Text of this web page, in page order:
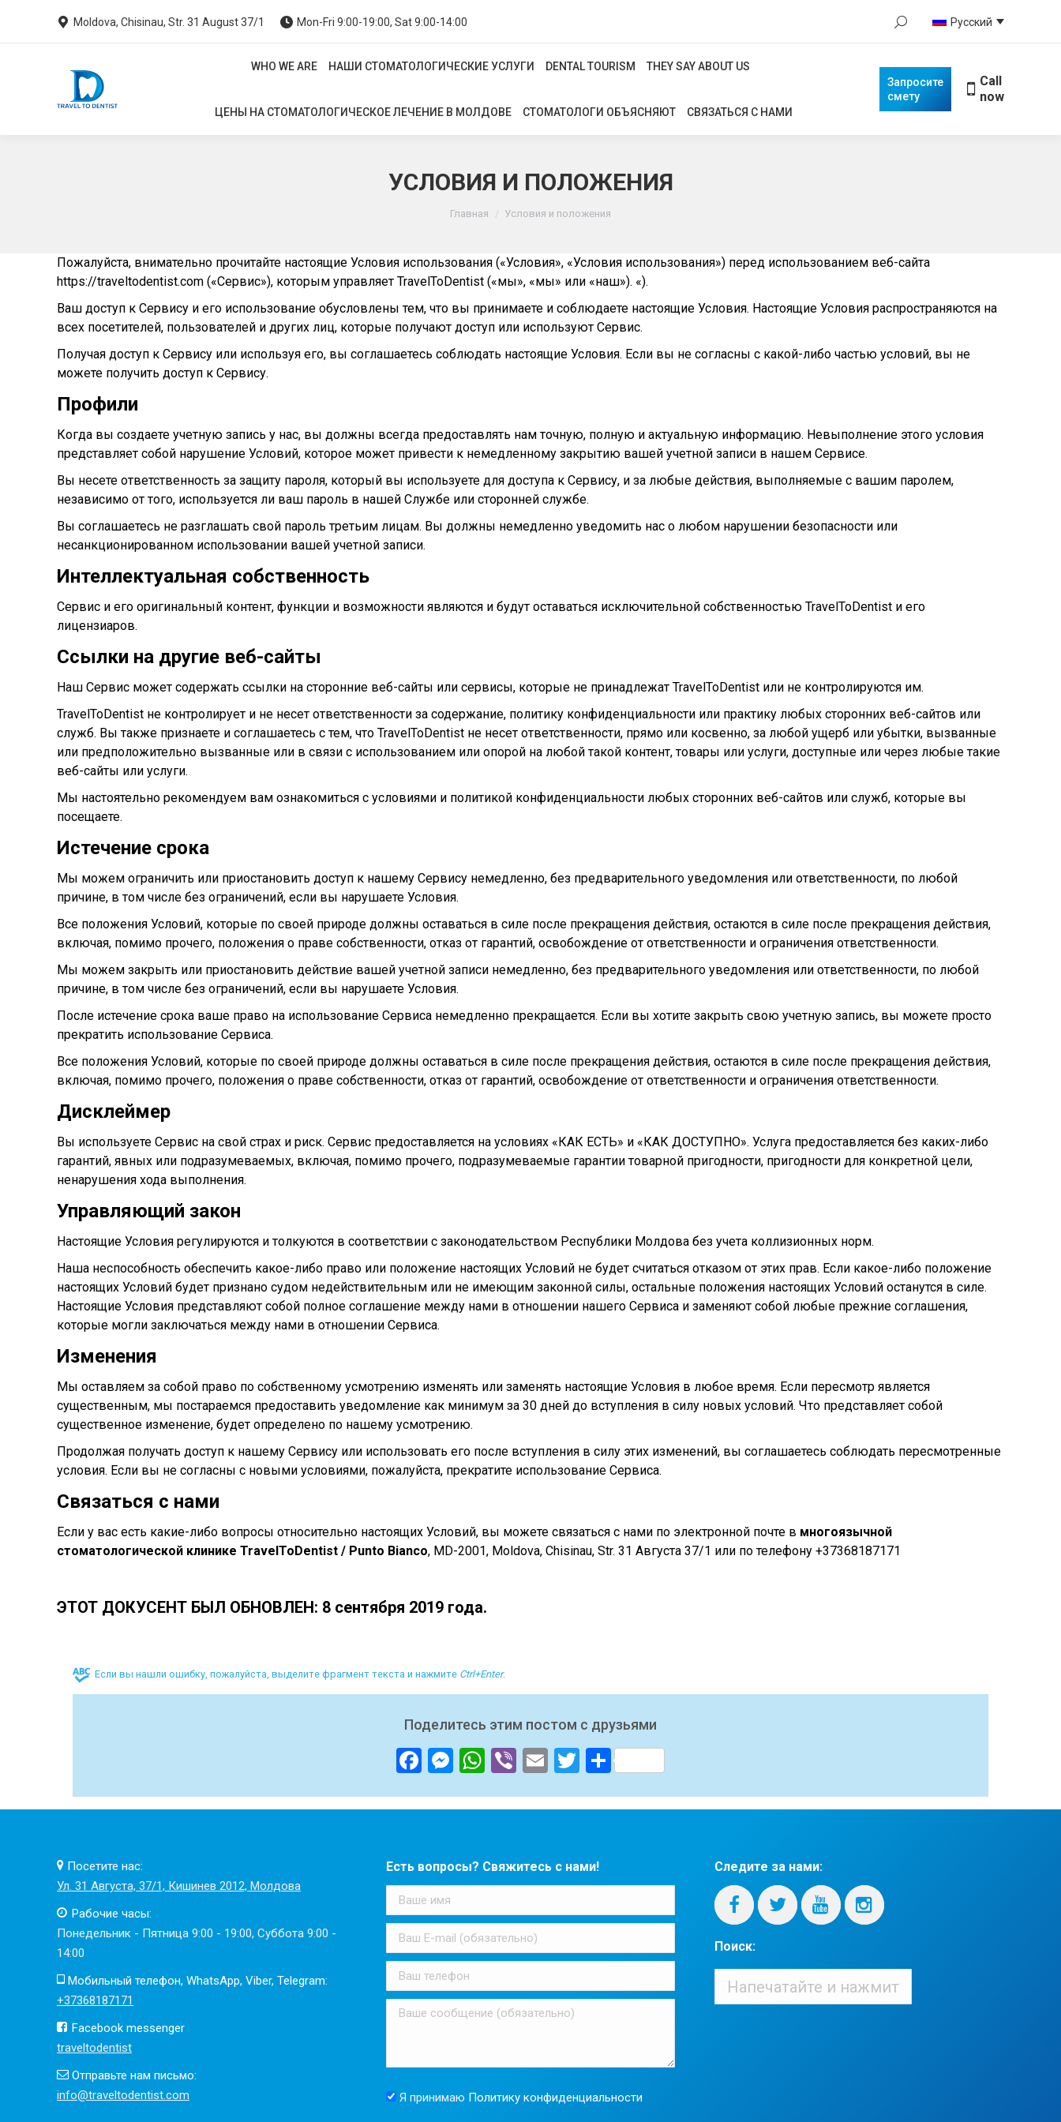
Moldova, Chisinau, Str. 31 August 37/1 Mon-Fri 9:00-19:00, Sat 9:00-14:00
When autocomplete results are
Русский
WHO WE ARE НАШИ СТОМАТОЛОГИЧЕСКИЕ УСЛУГИ DENTAL TOURISM THEY SAY ABOUT US
ЦЕНЫ НА СТОМАТОЛОГИЧЕСКОЕ ЛЕЧЕНИЕ В МОЛДОВЕ СТОМАТОЛОГИ ОБЪЯСНЯЮТ СВЯЗАТЬСЯ С НАМИ
Запросите
смету
Call
now
УСЛОВИЯ И ПОЛОЖЕНИЯ
Вы здесь:
Главная Условия и положения
Пожалуйста, внимательно прочитайте настоящие Условия использования («Условия», «Условия использования») перед использованием веб-сайта
https://traveltodentist.com («Сервис»), которым управляет TravelToDentist («мы», «мы» или «наш»). «).
Ваш доступ к Сервису и его использование обусловлены тем, что вы принимаете и соблюдаете настоящие Условия. Настоящие Условия распространяются на
всех посетителей, пользователей и других лиц, которые получают доступ или используют Сервис.
Получая доступ к Сервису или используя его, вы соглашаетесь соблюдать настоящие Условия. Если вы не согласны с какой-либо частью условий, вы не
можете получить доступ к Сервису.
Профили
Когда вы создаете учетную запись у нас, вы должны всегда предоставлять нам точную, полную и актуальную информацию. Невыполнение этого условия
представляет собой нарушение Условий, которое может привести к немедленному закрытию вашей учетной записи в нашем Сервисе.
Вы несете ответственность за защиту пароля, который вы используете для доступа к Сервису, и за любые действия, выполняемые с вашим паролем,
независимо от того, используется ли ваш пароль в нашей Службе или сторонней службе.
Вы соглашаетесь не разглашать свой пароль третьим лицам. Вы должны немедленно уведомить нас о любом нарушении безопасности или
несанкционированном использовании вашей учетной записи.
Интеллектуальная собственность
Сервис и его оригинальный контент, функции и возможности являются и будут оставаться исключительной собственностью TravelToDentist и его
лицензиаров.
Ссылки на другие веб-сайты
Наш Сервис может содержать ссылки на сторонние веб-сайты или сервисы, которые не принадлежат TravelToDentist или не контролируются им.
TravelToDentist не контролирует и не несет ответственности за содержание, политику конфиденциальности или практику любых сторонних веб-сайтов или
служб. Вы также признаете и соглашаетесь с тем, что TravelToDentist не несет ответственности, прямо или косвенно, за любой ущерб или убытки, вызванные
или предположительно вызванные или в связи с использованием или опорой на любой такой контент, товары или услуги, доступные или через любые такие
веб-сайты или услуги.
Мы настоятельно рекомендуем вам ознакомиться с условиями и политикой конфиденциальности любых сторонних веб-сайтов или служб, которые вы
посещаете.
Истечение срока
Мы можем ограничить или приостановить доступ к нашему Сервису немедленно, без предварительного уведомления или ответственности, по любой
причине, в том числе без ограничений, если вы нарушаете Условия.
Все положения Условий, которые по своей природе должны оставаться в силе после прекращения действия, остаются в силе после прекращения действия,
включая, помимо прочего, положения о праве собственности, отказ от гарантий, освобождение от ответственности и ограничения ответственности.
Мы можем закрыть или приостановить действие вашей учетной записи немедленно, без предварительного уведомления или ответственности, по любой
причине, в том числе без ограничений, если вы нарушаете Условия.
После истечение срока ваше право на использование Сервиса немедленно прекращается. Если вы хотите закрыть свою учетную запись, вы можете просто
прекратить использование Сервиса.
Все положения Условий, которые по своей природе должны оставаться в силе после прекращения действия, остаются в силе после прекращения действия,
включая, помимо прочего, положения о праве собственности, отказ от гарантий, освобождение от ответственности и ограничения ответственности.
Дисклеймер
Вы используете Сервис на свой страх и риск. Сервис предоставляется на условиях «КАК ЕСТЬ» и «КАК ДОСТУПНО». Услуга предоставляется без каких-либо
гарантий, явных или подразумеваемых, включая, помимо прочего, подразумеваемые гарантии товарной пригодности, пригодности для конкретной цели,
ненарушения хода выполнения.
Управляющий закон
Настоящие Условия регулируются и толкуются в соответствии с законодательством Республики Молдова без учета коллизионных норм.
Наша неспособность обеспечить какое-либо право или положение настоящих Условий не будет считаться отказом от этих прав. Если какое-либо положение
настоящих Условий будет признано судом недействительным или не имеющим законной силы, остальные положения настоящих Условий останутся в силе.
Настоящие Условия представляют собой полное соглашение между нами в отношении нашего Сервиса и заменяют собой любые прежние соглашения,
которые могли заключаться между нами в отношении Сервиса.
Изменения
Мы оставляем за собой право по собственному усмотрению изменять или заменять настоящие Условия в любое время. Если пересмотр является
существенным, мы постараемся предоставить уведомление как минимум за 30 дней до вступления в силу новых условий. Что представляет собой
существенное изменение, будет определено по нашему усмотрению.
Продолжая получать доступ к нашему Сервису или использовать его после вступления в силу этих изменений, вы соглашаетесь соблюдать пересмотренные
условия. Если вы не согласны с новыми условиями, пожалуйста, прекратите использование Сервиса.
Связаться с нами
Если у вас есть какие-либо вопросы относительно настоящих Условий, вы можете связаться с нами по электронной почте в многоязычной
стоматологической клинике TravelToDentist / Punto Bianco, MD-2001, Moldova, Chisinau, Str. 31 Августа 37/1 или по телефону +37368187171
ЭТОТ ДОКУСЕНТ БЫЛ ОБНОВЛЕН: 8 сентября 2019 года.
Если вы нашли ошибку, пожалуйста, выделите фрагмент текста и нажмите Ctrl+Enter.
Поделитесь этим постом с друзьями
Facebook
Messenger
WhatsApp
ViberEmailTwitterОтправить
Посетите нас:
Ул. 31 Августа, 37/1, Кишинев 2012, Молдова
Рабочие часы:
Понедельник - Пятница 9:00 - 19:00, Суббота 9:00 -
14:00
Мобильный телефон, WhatsApp, Viber, Telegram:
+37368187171
Facebook messenger
traveltodentist
Отправьте нам письмо:
info@traveltodentist.com
Есть вопросы? Свяжитесь с нами!
Я принимаю Политику конфиденциальности
Следите за нами:
Поиск:
Поиск:
WHO WE ARE НАШИ СТОМАТОЛОГИЧЕСКИЕ УСЛУГИ
ЦЕНЫ НА СТОМАТОЛОГИЧЕСКОЕ ЛЕЧЕНИЕ В МОЛДОВЕ СТОМАТОЛОГИ ОБЪЯСНЯЮТ СВЯЗАТЬСЯ С НАМИ